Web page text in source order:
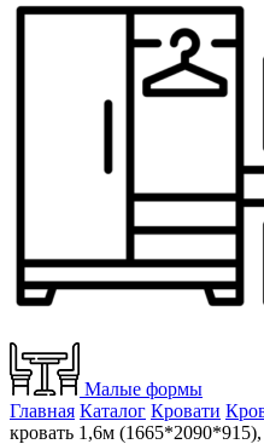
Малые формы
Главная Каталог Кровати
кровать 1,6м